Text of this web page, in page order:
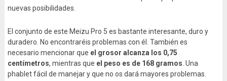
nuevas posibilidades.
El conjunto de este Meizu Pro 5 es bastante interesante, duro y
duradero. No encontraréis problemas con él. También es
necesario mencionar que el grosor alcanza los 0,75
centímetros, mientras que el peso es de 168 gramos. Una
phablet fácil de manejar y que no os dará mayores problemas.